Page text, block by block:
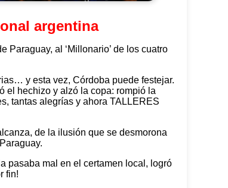
argentina
Paraguay, al ‘Millonario’ de los cuatro
y esta vez, Córdoba puede festejar.
el hechizo y alzó la copa: rompió la
tantas alegrías y ahora TALLERES
de la ilusión que se desmorona
pasaba mal en el certamen local, logró
fin!